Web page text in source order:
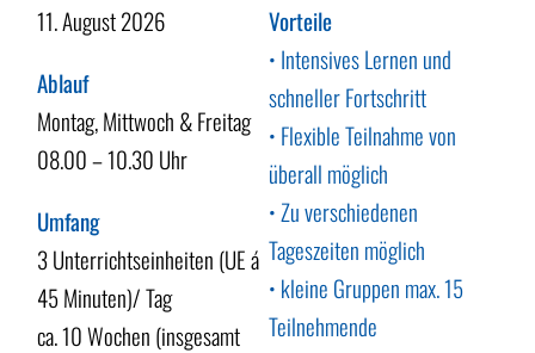
11. August 2026
Ablauf
Montag, Mittwoch & Freitag
08.00 – 10.30 Uhr
Umfang
3 Unterrichtseinheiten (UE á
45 Minuten)/ Tag
ca. 10 Wochen (insgesamt
Vorteile
• Intensives Lernen und
schneller Fortschritt
• Flexible Teilnahme von
überall möglich
• Zu verschiedenen
Tageszeiten möglich
• kleine Gruppen max. 15
Teilnehmende